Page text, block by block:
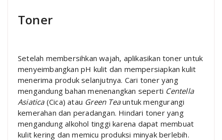
Toner
Setelah membersihkan wajah, aplikasikan toner untuk
menyeimbangkan pH kulit dan mempersiapkan kulit
menerima produk selanjutnya. Cari toner yang
mengandung bahan menenangkan seperti Centella
Asiatica(Cica) atau Green Teauntuk mengurangi
kemerahan dan peradangan. Hindari toner yang
mengandung alkohol tinggi karena dapat membuat
kulit kering dan memicu produksi minyak berlebih.